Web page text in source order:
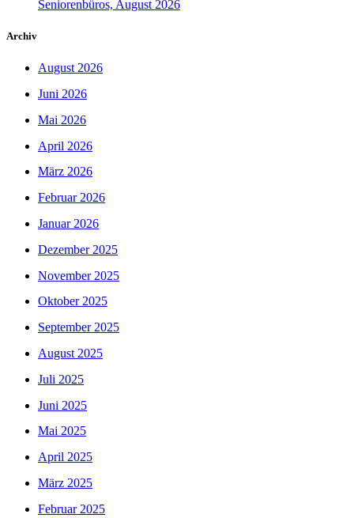
Seniorenbüros, August 2026
Archiv
August 2026
Juni 2026
Mai 2026
April 2026
März 2026
Februar 2026
Januar 2026
Dezember 2025
November 2025
Oktober 2025
September 2025
August 2025
Juli 2025
Juni 2025
Mai 2025
April 2025
März 2025
Februar 2025